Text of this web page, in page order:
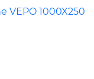
1000X250